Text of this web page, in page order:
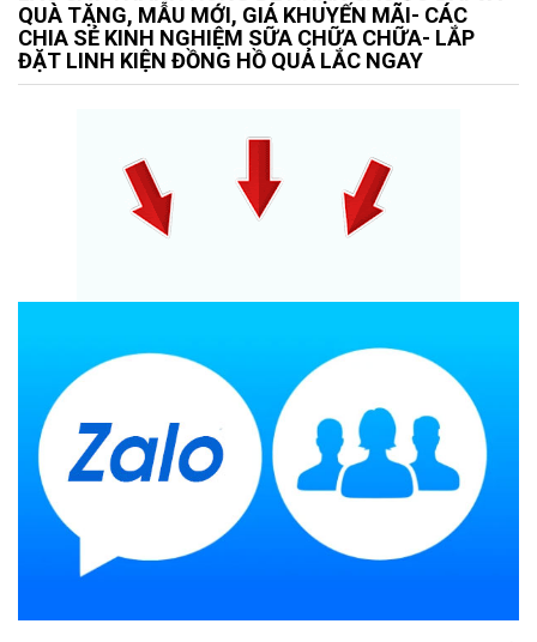
QUÀ TẶNG, MẪU MỚI, GIÁ KHUYẾN MÃI- CÁC
CHIA SẺ KINH NGHIỆM SỮA CHỮA CHỮA- LẮP
ĐẶT LINH KIỆN ĐỒNG HỒ QUẢ LẮC NGAY